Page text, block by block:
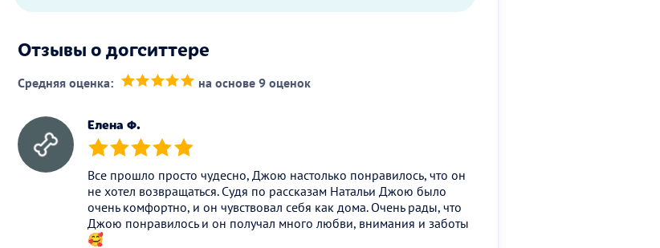
Отзывы о догситтере
Средняя оценка: на основе 9 оценок
Елена Ф.
(*) (*) (*) (*) (*)
Все прошло просто чудесно, Джою настолько понравилось, что он
не хотел возвращаться. Судя по рассказам Натальи Джою было
очень комфортно, и он чувствовал себя как дома. Очень рады, что
Джою понравилось и он получал много любви, внимания и заботы
🥰